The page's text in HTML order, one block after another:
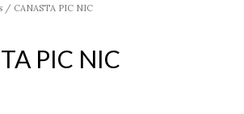
/ CANASTA PIC NIC
PIC NIC